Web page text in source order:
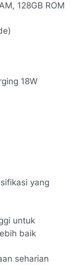
128GB ROM
18W
yang
untuk
baik
seharian